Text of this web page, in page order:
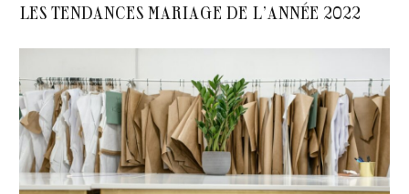
LES TENDANCES MARIAGE DE L’ANNÉE 2022